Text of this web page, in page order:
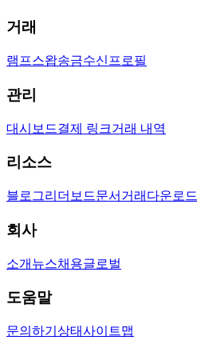
거래
램프스왑송금수신 프로필
관리
대시보드결제 링크거래 내역
리소스
블로그리더보드문서 거래 다운로드
회사
소개 뉴스채용글로벌
도움말
문의하기 상태사이트맵